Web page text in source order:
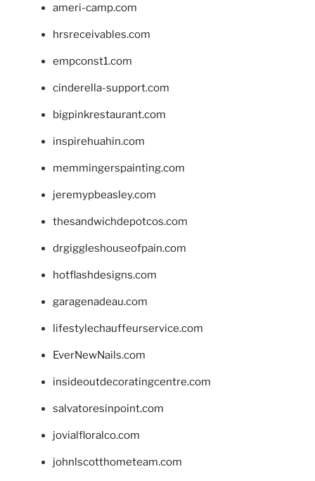
ameri-camp.com
hrsreceivables.com
empconst1.com
cinderella-support.com
bigpinkrestaurant.com
inspirehuahin.com
memmingerspainting.com
jeremypbeasley.com
thesandwichdepotcos.com
drgiggleshouseofpain.com
hotflashdesigns.com
garagenadeau.com
lifestylechauffeurservice.com
EverNewNails.com
insideoutdecoratingcentre.com
salvatoresinpoint.com
jovialfloralco.com
johnlscotthometeam.com